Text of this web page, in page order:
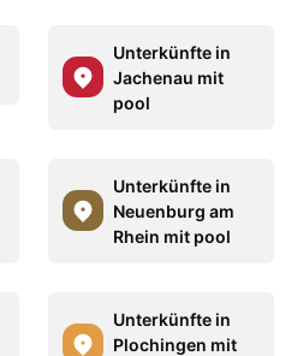
Unterkünfte in
Jachenau mit
pool
Unterkünfte in
Neuenburg am
Rhein mit pool
Unterkünfte in
Plochingen mit